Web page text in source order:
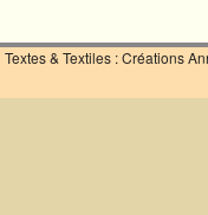
Textes & Textiles : Créations